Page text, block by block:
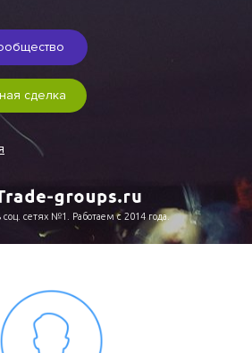
сделка
сетях №1. Работаем с 2014 года.